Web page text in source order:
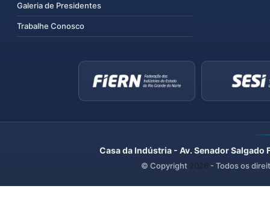
Galeria de Presidentes
Trabalhe Conosco
Casa da Indústria - Av. Senador
© Copyright 2026 - Todos os